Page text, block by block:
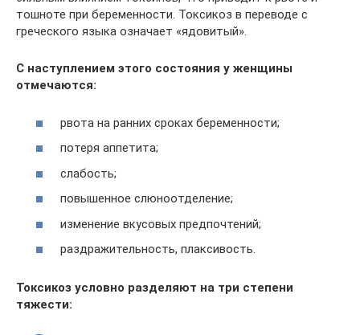
тошноте при беременности. Токсикоз в переводе с
греческого языка означает «ядовитый».
С наступлением этого состояния у женщины
отмечаются:
рвота на ранних сроках беременности;
потеря аппетита;
слабость;
повышенное слюноотделение;
изменение вкусовых предпочтений;
раздражительность, плаксивость.
Токсикоз условно разделяют на три степени
тяжести: